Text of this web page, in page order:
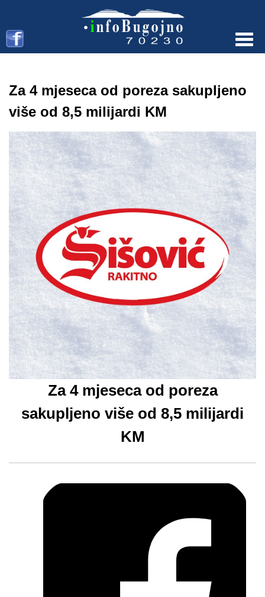
Za 4 mjeseca od poreza sakupljeno
više od 8,5 milijardi KM
Za 4 mjeseca od poreza
sakupljeno više od 8,5 milijardi
KM